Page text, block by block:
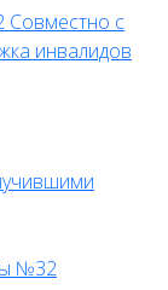
Совместно с
инвалидов
№32